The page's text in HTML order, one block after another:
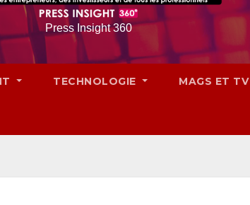
Press Insight 360
TECHNOLOGIE MAGS ET TV